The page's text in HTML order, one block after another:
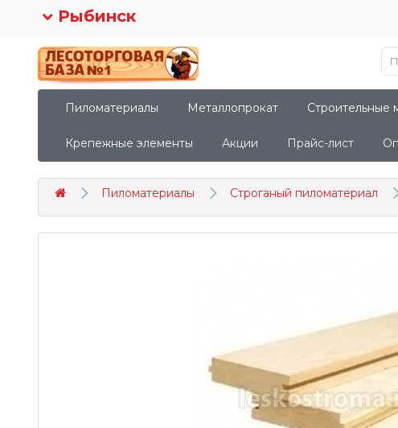
Рыбинск
Пиломатериалы Металлопрокат Строительные
Крепежные элементы Акции Прайс-лист
Пиломатериалы Строганый пиломатериал